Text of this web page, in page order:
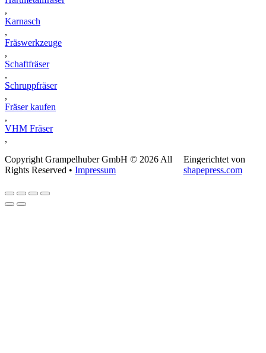
,
Karnasch
,
Fräswerkzeuge
,
Schaftfräser
,
Schruppfräser
,
Fräser kaufen
,
VHM Fräser
,
Copyright Grampelhuber GmbH © 2026 All
Rights Reserved • Impressum
Eingerichtet von
shapepress.com